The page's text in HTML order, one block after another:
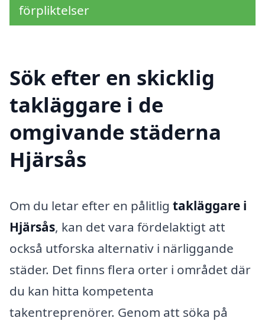
förpliktelser
Sök efter en skicklig
takläggare i de
omgivande städerna
Hjärsås
Om du letar efter en pålitlig takläggare i
Hjärsås, kan det vara fördelaktigt att
också utforska alternativ i närliggande
städer. Det finns flera orter i området där
du kan hitta kompetenta
takentreprenörer. Genom att söka på